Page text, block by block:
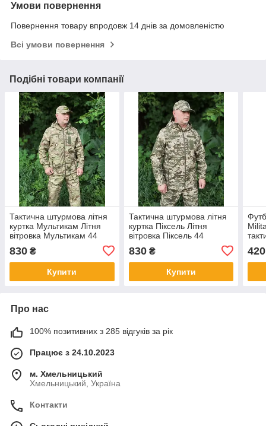
Умови повернення
Повернення товару впродовж 14 днів за домовленістю
Всі умови повернення
Подібні товари компанії
Тактична штурмова літня
куртка Мультикам Літня
вітровка Мультикам 44
830 ₴
Купити
Тактична штурмова літня
куртка Піксель Літня
вітровка Піксель 44
830₴
Купити
420
Про нас
100% позитивних з 285 відгуків за рік
Працює з 24.10.2023
м. Хмельницький
Хмельницький, Україна
Контакти